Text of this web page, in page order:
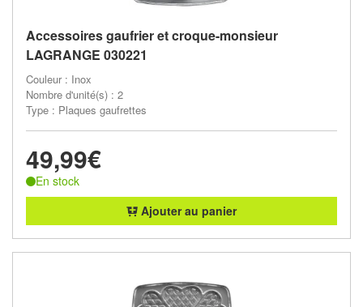
Accessoires gaufrier et croque-monsieur
LAGRANGE 030221
Couleur : Inox
Nombre d'unité(s) : 2
Type : Plaques gaufrettes
49,99€
En stock
Ajouter au panier